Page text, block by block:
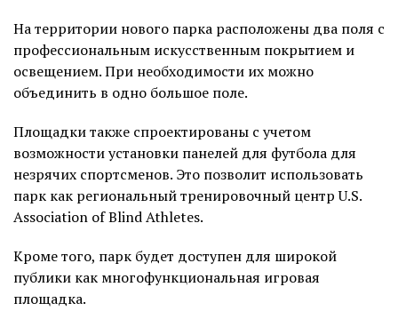
На территории нового парка расположены два поля с
профессиональным искусственным покрытием и
освещением. При необходимости их можно
объединить в одно большое поле.
Площадки также спроектированы с учетом
возможности установки панелей для футбола для
незрячих спортсменов. Это позволит использовать
парк как региональный тренировочный центр U.S.
Association of Blind Athletes.
Кроме того, парк будет доступен для широкой
публики как многофункциональная игровая
площадка.